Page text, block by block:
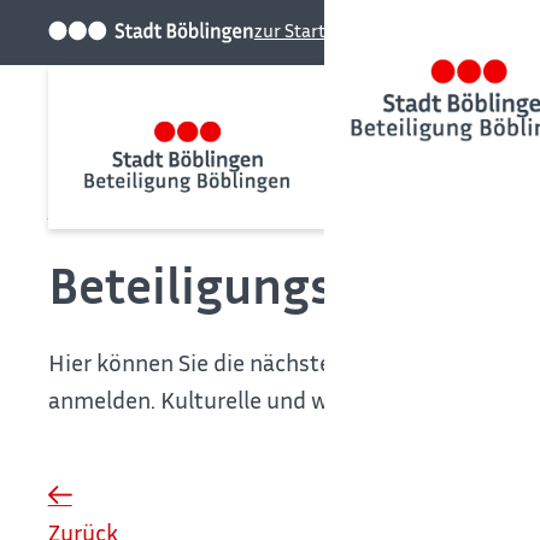
zur Startseite der Stadt
Beteiligungskalender
Hier können Sie die nächsten anstehenden
anmelden. Kulturelle und weitere
Zurück